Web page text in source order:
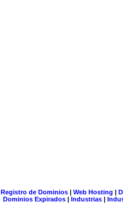
Registro de Dominios| Web Hosting |
Dominios Expirados | Industrias |